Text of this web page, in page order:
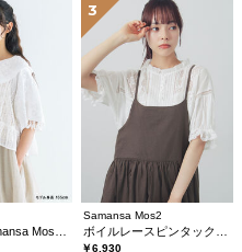
3
Samansa Mos2
￥6,930